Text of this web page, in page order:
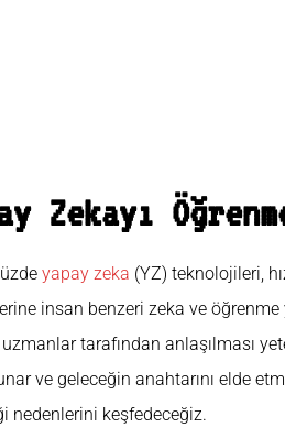
Zekayı
yapay zeka (YZ) teknolojileri,
insan benzeri zeka ve
tarafından anlaşılması
ve geleceğin anahtarını elde
nedenlerini keşfedeceğiz.